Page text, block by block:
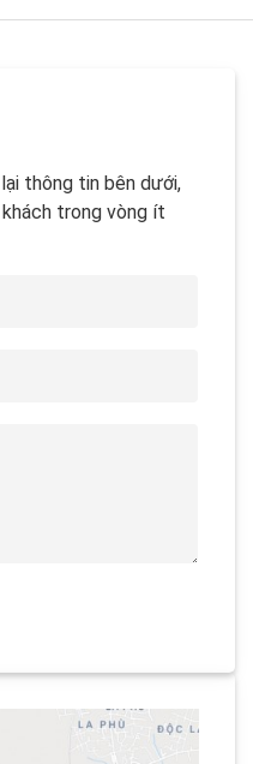
thông tin bên dưới,
trong vòng ít